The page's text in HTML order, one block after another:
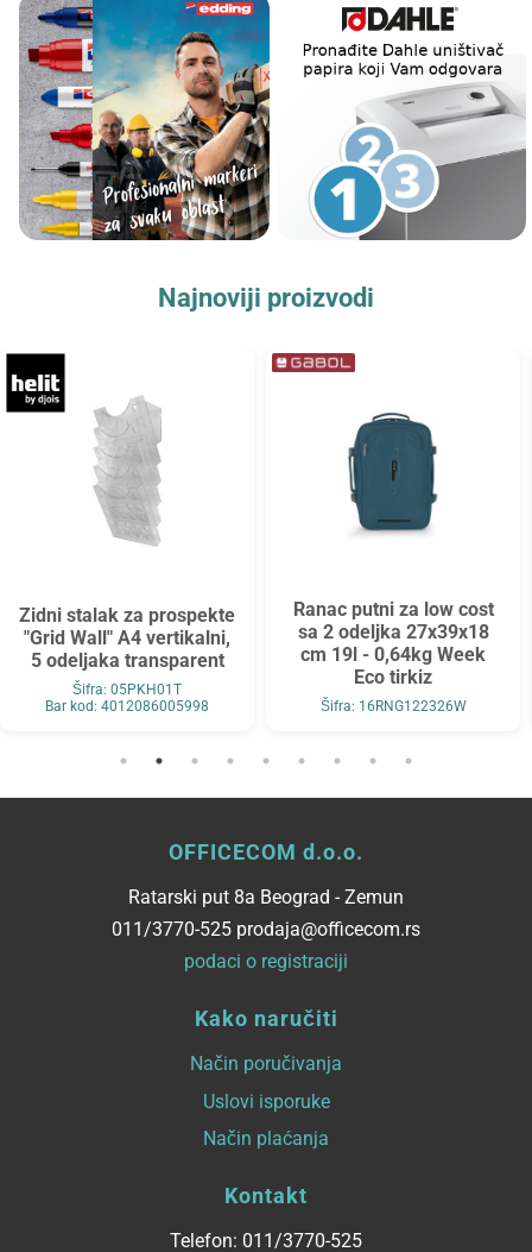
Najnoviji proizvodi
Zidni stalak za prospekte
"Grid Wall" A4 vertikalni,
5 odeljaka transparent
Šifra: 05PKH01T
Bar kod: 4012086005998
Ranac putni za low cost
sa 2 odeljka 27x39x18
cm 19l - 0,64kg Week
Eco tirkiz
Šifra: 16RNG122326W
OFFICECOM d.o.o.
Ratarski put 8a Beograd - Zemun
011/3770-525 prodaja@officecom.rs
podaci o registraciji
Kako naručiti
Način poručivanja
Uslovi isporuke
Način plaćanja
Kontakt
Telefon: 011/3770-525